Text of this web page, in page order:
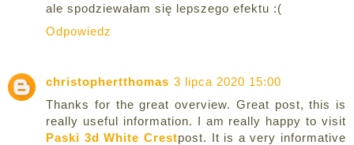
ale spodziewałam się lepszego efektu :(
Odpowiedz
christophertthomas 3 lipca 2020 15:00
Thanks for the great overview. Great post, this is
really useful information. I am really happy to visit
Paski 3d White Crestpost. It is a very informative